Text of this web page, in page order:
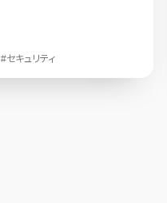
#セキュリティ